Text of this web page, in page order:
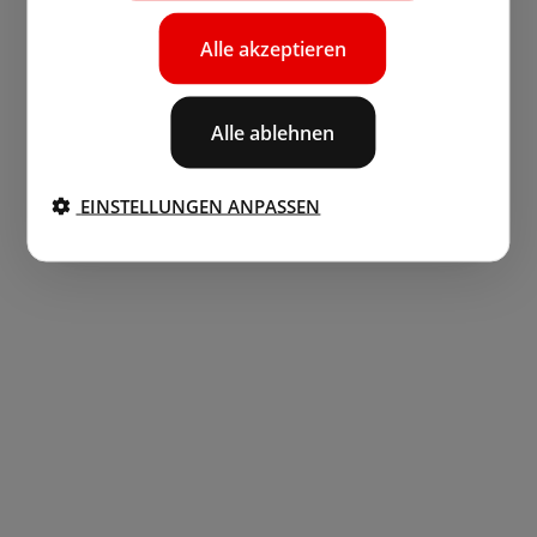
Alle akzeptieren
Alle ablehnen
EINSTELLUNGEN ANPASSEN